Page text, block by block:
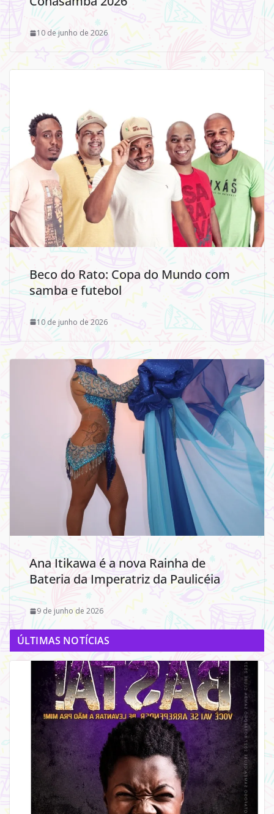
10 de junho de 2026
Beco do Rato: Copa do Mundo com
samba e futebol
10 de junho de 2026
Ana Itikawa é a nova Rainha de
Bateria da Imperatriz da Paulicéia
9 de junho de 2026
ÚLTIMAS NOTÍCIAS